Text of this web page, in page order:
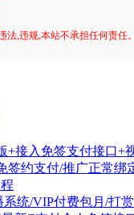
,违规,本站不承担任何责任。
+接入免签支付接口+
签约支付/推广正常绑
统/VIP付费包月/打